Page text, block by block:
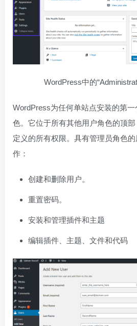
WordPress中的
WordPress为任何单站点安装的第
色。它位于所有其他用户角色的顶
定义的所有权限。具有管理员角色
作：
创建和删除用户。
重置密码。
安装和管理插件和主题
编辑插件、主题、文件和代码